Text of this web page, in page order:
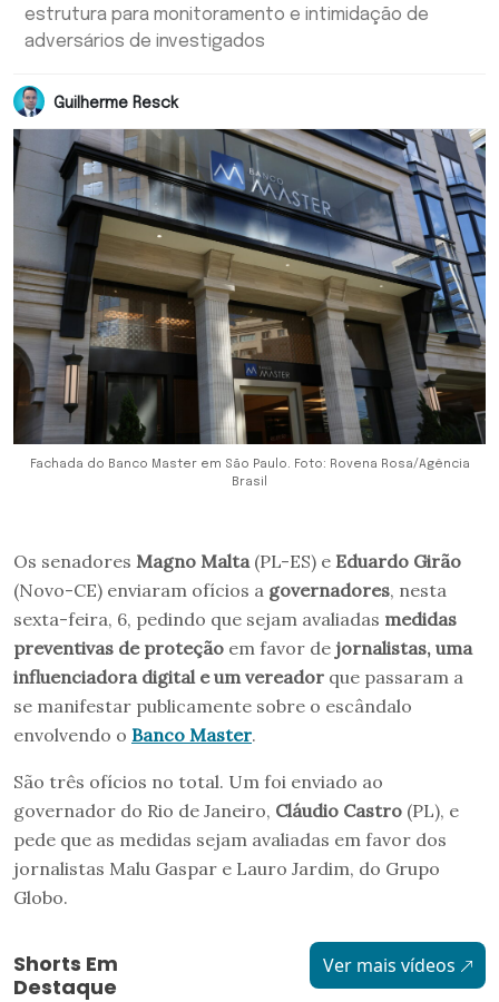
estrutura para monitoramento e intimidação de
adversários de investigados
Guilherme Resck
Fachada do Banco Master em São Paulo. Foto: Rovena Rosa/Agência
Brasil
Os senadores Magno Malta (PL-ES) e Eduardo Girão
(Novo-CE) enviaram ofícios a governadores, nesta
sexta-feira, 6, pedindo que sejam avaliadas medidas
preventivas de proteção em favor de jornalistas, uma
influenciadora digital e um vereador que passaram a
se manifestar publicamente sobre o escândalo
envolvendo o Banco Master.
São três ofícios no total. Um foi enviado ao
governador do Rio de Janeiro, Cláudio Castro (PL), e
pede que as medidas sejam avaliadas em favor dos
jornalistas Malu Gaspar e Lauro Jardim, do Grupo
Globo.
Shorts Em
Destaque
Ver mais vídeos